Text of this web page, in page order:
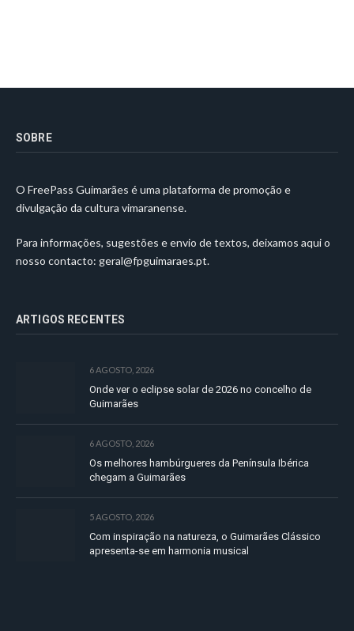
SOBRE
O FreePass Guimarães é uma plataforma de promoção e
divulgação da cultura vimaranense.
Para informações, sugestões e envio de textos, deixamos aqui o
nosso contacto: geral@fpguimaraes.pt.
ARTIGOS RECENTES
6 AGOSTO, 2026
Onde ver o eclipse solar de 2026 no concelho de
Guimarães
6 AGOSTO, 2026
Os melhores hambúrgueres da Península Ibérica
chegam a Guimarães
5 AGOSTO, 2026
Com inspiração na natureza, o Guimarães Clássico
apresenta-se em harmonia musical